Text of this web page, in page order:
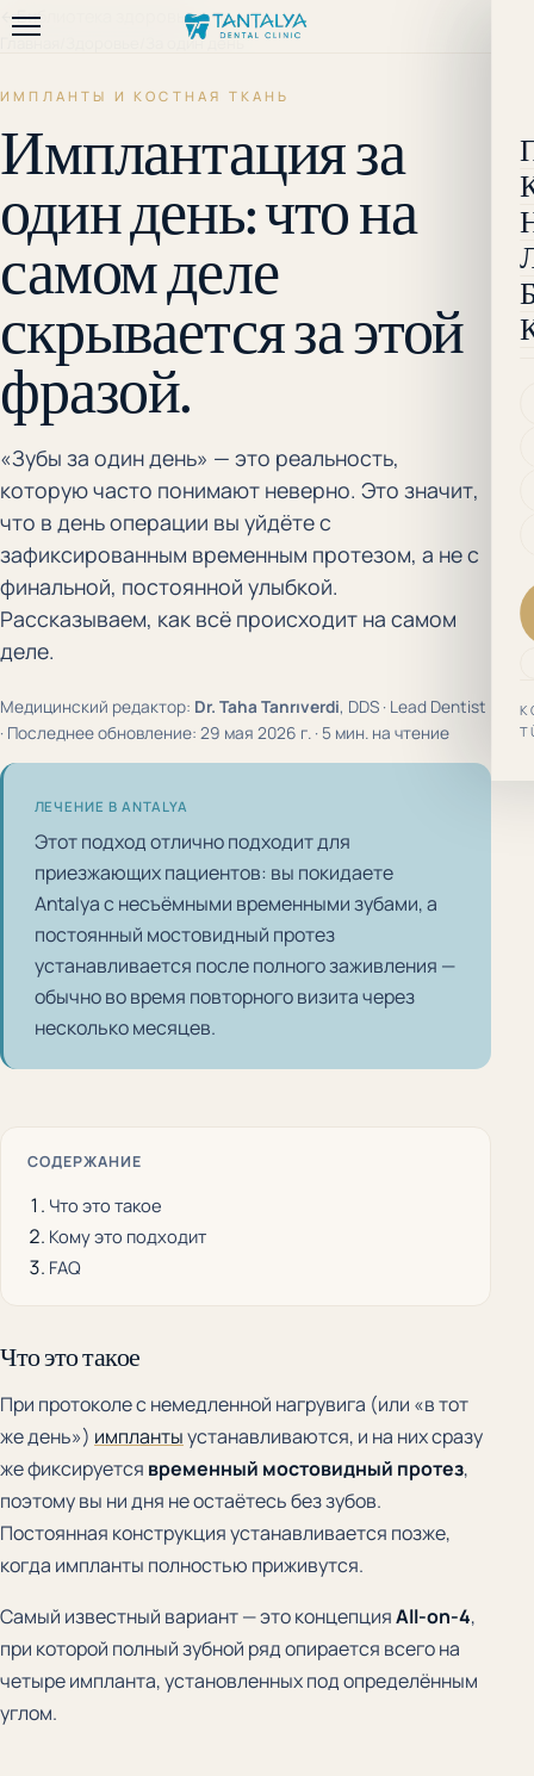
←Библиотека здоровья
Главная За один день
ИМПЛАНТЫ И КОСТНАЯ ТКАНЬ
Имплантация за
один день: что на
самом деле
скрывается за этой
фразой.
«Зубы за один день» — это реальность,
которую часто понимают неверно. Это значит,
что в день операции вы уйдёте с
зафиксированным временным протезом, а не с
финальной, постоянной улыбкой.
Рассказываем, как всё происходит на самом
деле.
Медицинский редактор: Dr. Taha Tanrıverdi, DDS · Lead Dentist
· Последнее обновление: 29 мая 2026 г. · 5 мин. на чтение
ЛЕЧЕНИЕ В ANTALYA
Этот подход отлично подходит для
приезжающих пациентов: вы покидаете
Antalya с несъёмными временными зубами, а
постоянный мостовидный протез
устанавливается после полного заживления —
обычно во время повторного визита через
несколько месяцев.
СОДЕРЖАНИЕ
Что это такое
Кому это подходит
FAQ
Что это такое
При протоколе с немедленной нагрувига (или «в тот
же день») имплантыустанавливаются, и на них сразу
же фиксируется временный мостовидный протез,
поэтому вы ни дня не остаётесь без зубов.
Постоянная конструкция устанавливается позже,
когда импланты полностью приживутся.
Самый известный вариант — это концепцияAll-on-4,
при которой полный зубной ряд опирается всего на
четыре импланта, установленных под определённым
углом.